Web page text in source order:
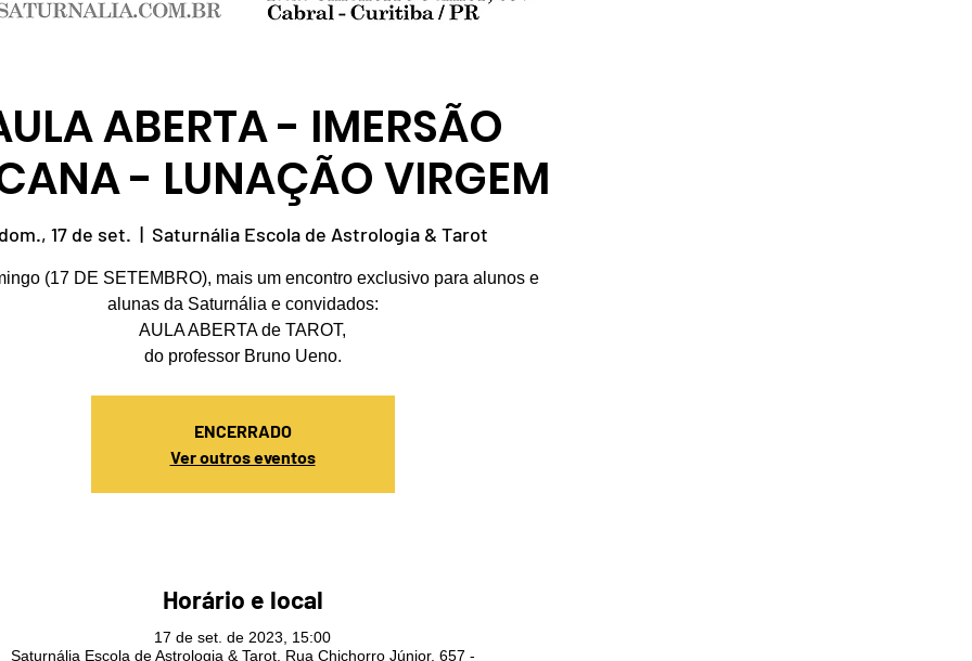
ABERTA - IMERSÃO
- LUNAÇÃO VIRGEM
17 de set.
  |
Saturnália Escola de Astrologia & Tarot
(17 DE SETEMBRO), mais um encontro exclusivo para alunos e
alunas da Saturnália e convidados:
AULA ABERTA de TAROT,
do professor Bruno Ueno.
ENCERRADO
Ver outros eventos
Horário e local
17 de set. de 2023, 15:00
Saturnália Escola de Astrologia & Tarot, Rua Chichorro Júnior, 657 -